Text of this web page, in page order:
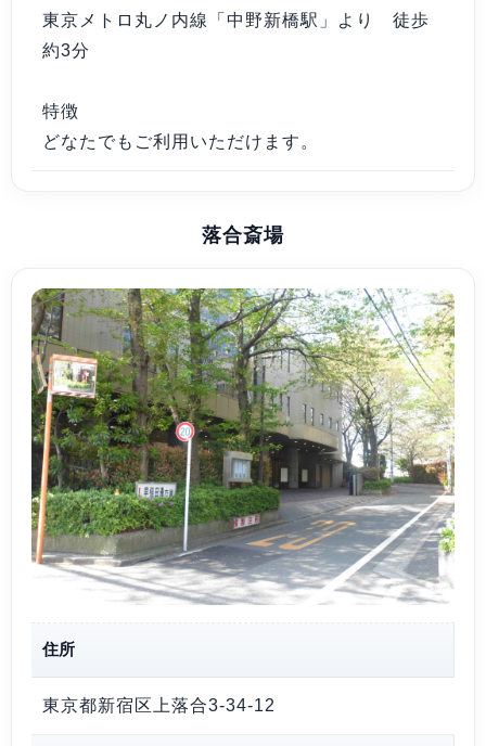
東京メトロ丸ノ内線「中野新橋駅」より 徒歩
約3分
特徴
どなたでもご利用いただけます。
落合斎場
住所
東京都新宿区上落合3-34-12